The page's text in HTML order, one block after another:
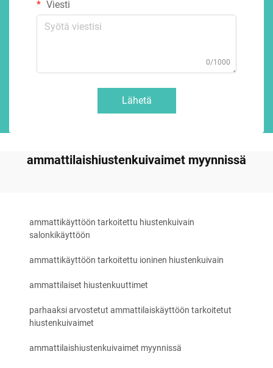
Viesti
0/1000
Lähetä
ammattilaishiustenkuivaimet myynnissä
ammattikäyttöön tarkoitettu hiustenkuivain
salonkikäyttöön
ammattikäyttöön tarkoitettu ioninen hiustenkuivain
ammattilaiset hiustenkuuttimet
parhaaksi arvostetut ammattilaiskäyttöön tarkoitetut
hiustenkuivaimet
ammattilaishiustenkuivaimet myynnissä